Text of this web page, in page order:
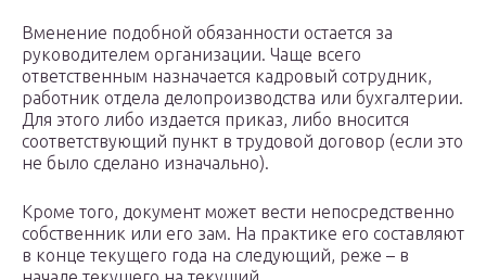
Вменение подобной обязанности остается за
руководителем организации. Чаще всего
ответственным назначается кадровый сотрудник,
работник отдела делопроизводства или бухгалтерии.
Для этого либо издается приказ, либо вносится
соответствующий пункт в трудовой договор (если это
не было сделано изначально).
Кроме того, документ может вести непосредственно
собственник или его зам. На практике его составляют
в конце текущего года на следующий, реже – в